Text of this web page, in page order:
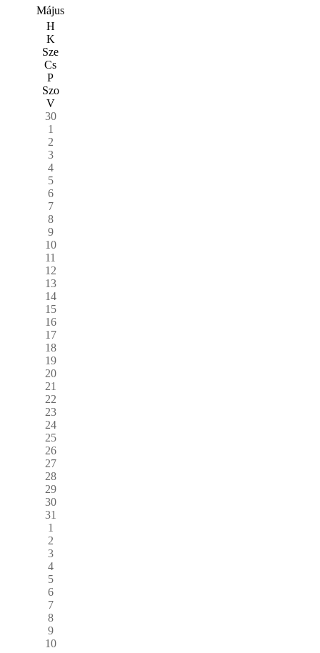
Május
H
K
Sze
Cs
P
Szo
V
30
1
2
3
4
5
6
7
8
9
10
11
12
13
14
15
16
17
18
19
20
21
22
23
24
25
26
27
28
29
30
31
1
2
3
4
5
6
7
8
9
10